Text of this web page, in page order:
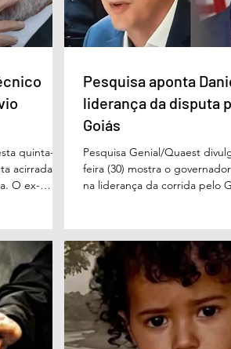
Governo de Goiás
quinta-
acirrada em
O ex-
de três
das
Pesquisa aponta
liderança da disputa
Goiás
Pesquisa Genial/Quaest
feira (30) mostra o governador
na liderança da corrida pelo
turno, Daniel Vilela aparece
de voto, seguido pelo ex-
Perillo (PSDB), com 21%. Em
Morais (PL), com 11%, Luis
3%, e